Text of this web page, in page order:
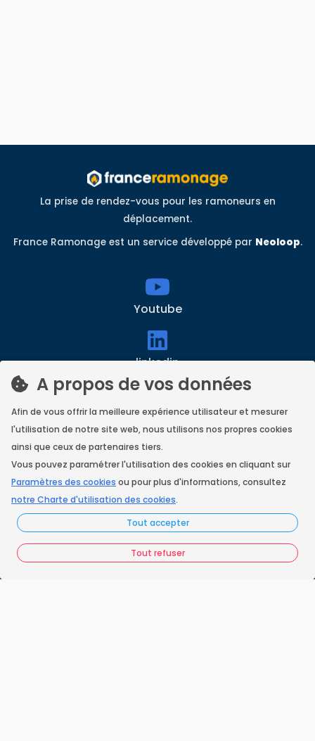
A propos de vos données
Afin de vous offrir la meilleure expérience utilisateur et mesurer
l'utilisation de notre site web, nous utilisons nos propres cookies
ainsi que ceux de partenaires tiers.
Vous pouvez paramétrer l'utilisation des cookies en cliquant sur
Paramètres des cookies ou pour plus d'informations, consultez
notre Charte d'utilisation des cookies.
Tout accepter
Tout refuser
La prise de rendez-vous pour les ramoneurs en
déplacement.
France Ramonage est un service développé par Neoloop.
Youtube
linkedin
Facebook
Instagram
Accueil
Nos engagements